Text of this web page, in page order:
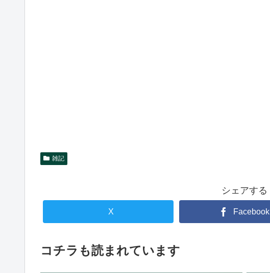
雑記
シェアする
X Facebook
コチラも読まれています